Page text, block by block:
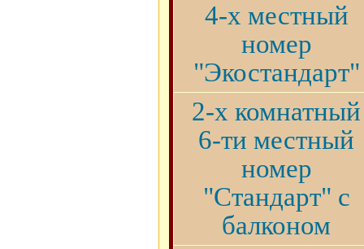
4-х местный
номер
"Экостандарт"
2-х комнатный
6-ти местный
номер
"Стандарт" с
балконом